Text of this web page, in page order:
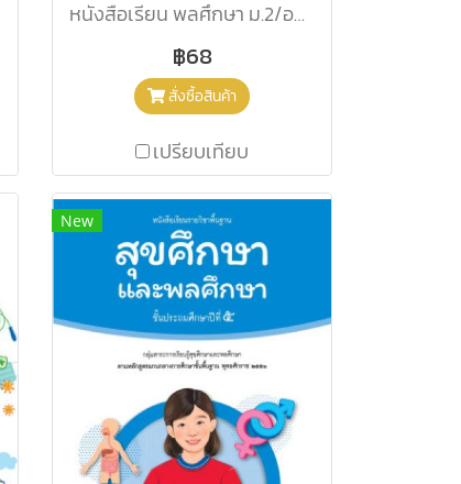
หนังสือเรียน พลศึกษา ม.2/อจท.
฿68
สั่งซื้อสินค้า
เปรียบเทียบ
New